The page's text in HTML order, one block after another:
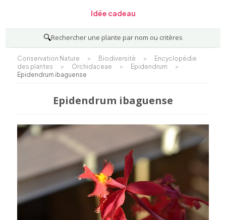
Idée cadeau
🔍Rechercher une plante par nom ou critères
Conservation Nature > Biodiversité >
Encyclopédie
des plantes
> Orchidaceae > Epidendrum
>
Epidendrum ibaguense
Epidendrum ibaguense